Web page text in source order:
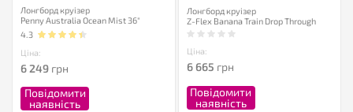
Лонгборд круізер
Penny Australia Ocean Mist 36"
4.3
Ціна:
6 249 грн
Повідомити
наявність
Лонгборд круізер
Z-Flex Banana Train Drop Through
Ціна:
6 665 грн
Повідомити
наявність